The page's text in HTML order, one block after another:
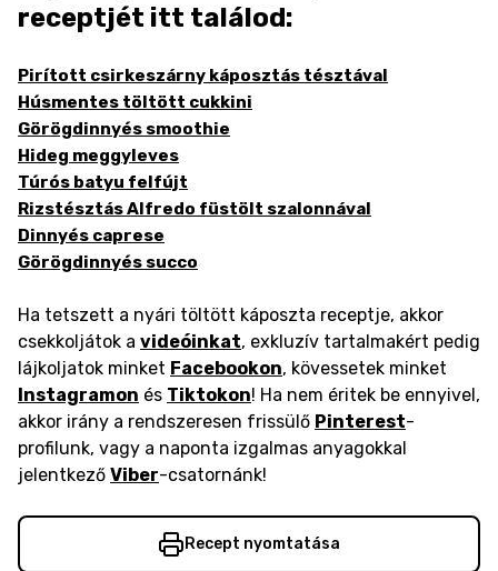
receptjét itt találod:
Pirított csirkeszárny káposztás tésztával
Húsmentes töltött cukkini
Görögdinnyés smoothie
Hideg meggyleves
Túrós batyu felfújt
Rizstésztás Alfredo füstölt szalonnával
Dinnyés caprese
Görögdinnyés succo
Ha tetszett a nyári töltött káposzta receptje, akkor
csekkoljátok a videóinkat, exkluzív tartalmakért pedig
lájkoljatok minket Facebookon, kövessetek minket
Instagramon és Tiktokon! Ha nem éritek be ennyivel,
akkor irány a rendszeresen frissülő Pinterest-
profilunk, vagy a naponta izgalmas anyagokkal
jelentkező Viber-csatornánk!
Recept nyomtatása